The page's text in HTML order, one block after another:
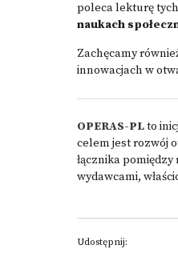
poleca lekturę
naukach
Zachęcamy
innowacjach w
OPERAS-PLto
celem jest rozwój
łącznika
wydawcami,
Udostępnij: